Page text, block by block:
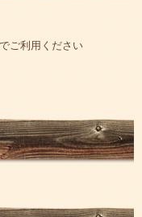
ご利用ください